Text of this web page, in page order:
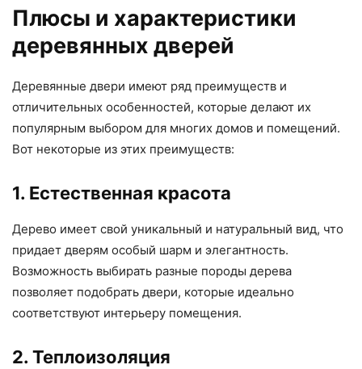
Плюсы и характеристики
деревянных дверей
Деревянные двери имеют ряд преимуществ и
отличительных особенностей, которые делают их
популярным выбором для многих домов и помещений.
Вот некоторые из этих преимуществ:
1. Естественная красота
Дерево имеет свой уникальный и натуральный вид, что
придает дверям особый шарм и элегантность.
Возможность выбирать разные породы дерева
позволяет подобрать двери, которые идеально
соответствуют интерьеру помещения.
2. Теплоизоляция